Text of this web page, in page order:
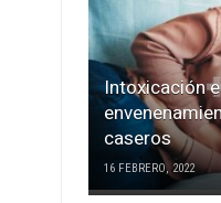
Intoxicación
caseros
16 FEBRERO, 2022